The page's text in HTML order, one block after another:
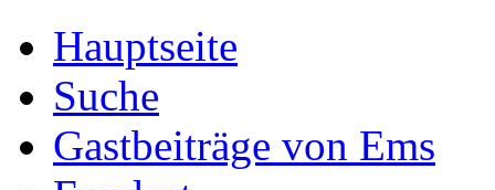
Hauptseite
Suche
Gastbeiträge von Ems